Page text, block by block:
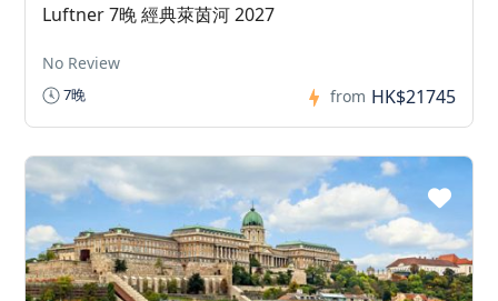
Luftner 7晚 經典萊茵河 2027
No Review
7晚 from HK$21745